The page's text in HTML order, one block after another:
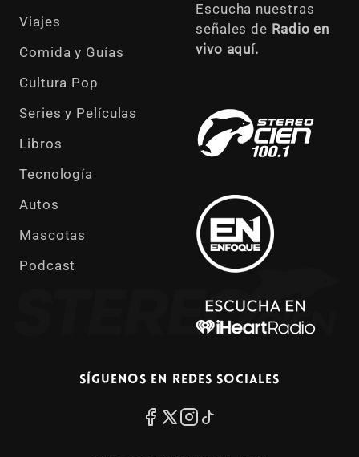
Viajes
Comida y Guías
Cultura Pop
Series y Películas
Libros
Tecnología
Autos
Mascotas
Podcast
Escucha nuestras
señales de Radio en
vivo aquí.
Síguenos en redes sociales